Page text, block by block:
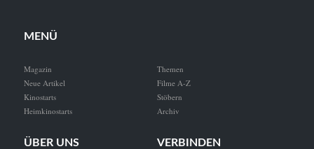
MENÜ
Magazin
Neue Artikel
Kinostarts
Heimkinostarts
Themen
Filme A-Z
Stöbern
Archiv
ÜBER UNS VERBINDEN